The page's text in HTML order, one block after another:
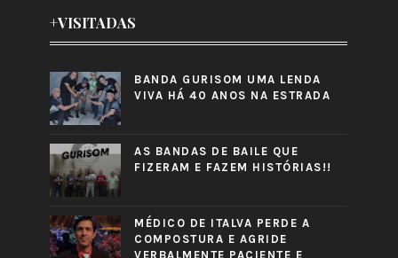
+VISITADAS
BANDA GURISOM UMA LENDA
VIVA HÁ 40 ANOS NA ESTRADA
AS BANDAS DE BAILE QUE
FIZERAM E FAZEM HISTÓRIAS!!
MÉDICO DE ITALVA PERDE A
COMPOSTURA E AGRIDE
VERBALMENTE PACIENTE E